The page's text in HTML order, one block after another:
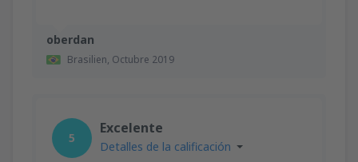
oberdan
Brasilien, Octubre 2019
5
Excelente
Detalles de la calificación